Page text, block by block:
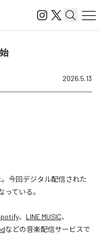
2026.5.13
。今回デジタル配信された
っている。
、 LINE MUSIC、
などの音楽配信サービスで